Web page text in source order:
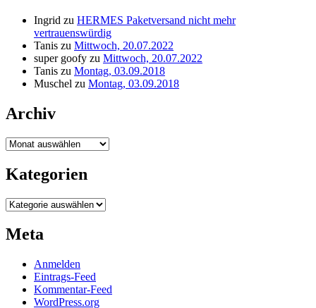
Ingrid zu HERMES Paketversand nicht mehr
vertrauenswürdig
Tanis zu Mittwoch, 20.07.2022
super goofy zu Mittwoch, 20.07.2022
Tanis zu Montag, 03.09.2018
Muschel zu Montag, 03.09.2018
Archiv
Archiv
Kategorien
Kategorien
Meta
Anmelden
Eintrags-Feed
Kommentar-Feed
WordPress.org